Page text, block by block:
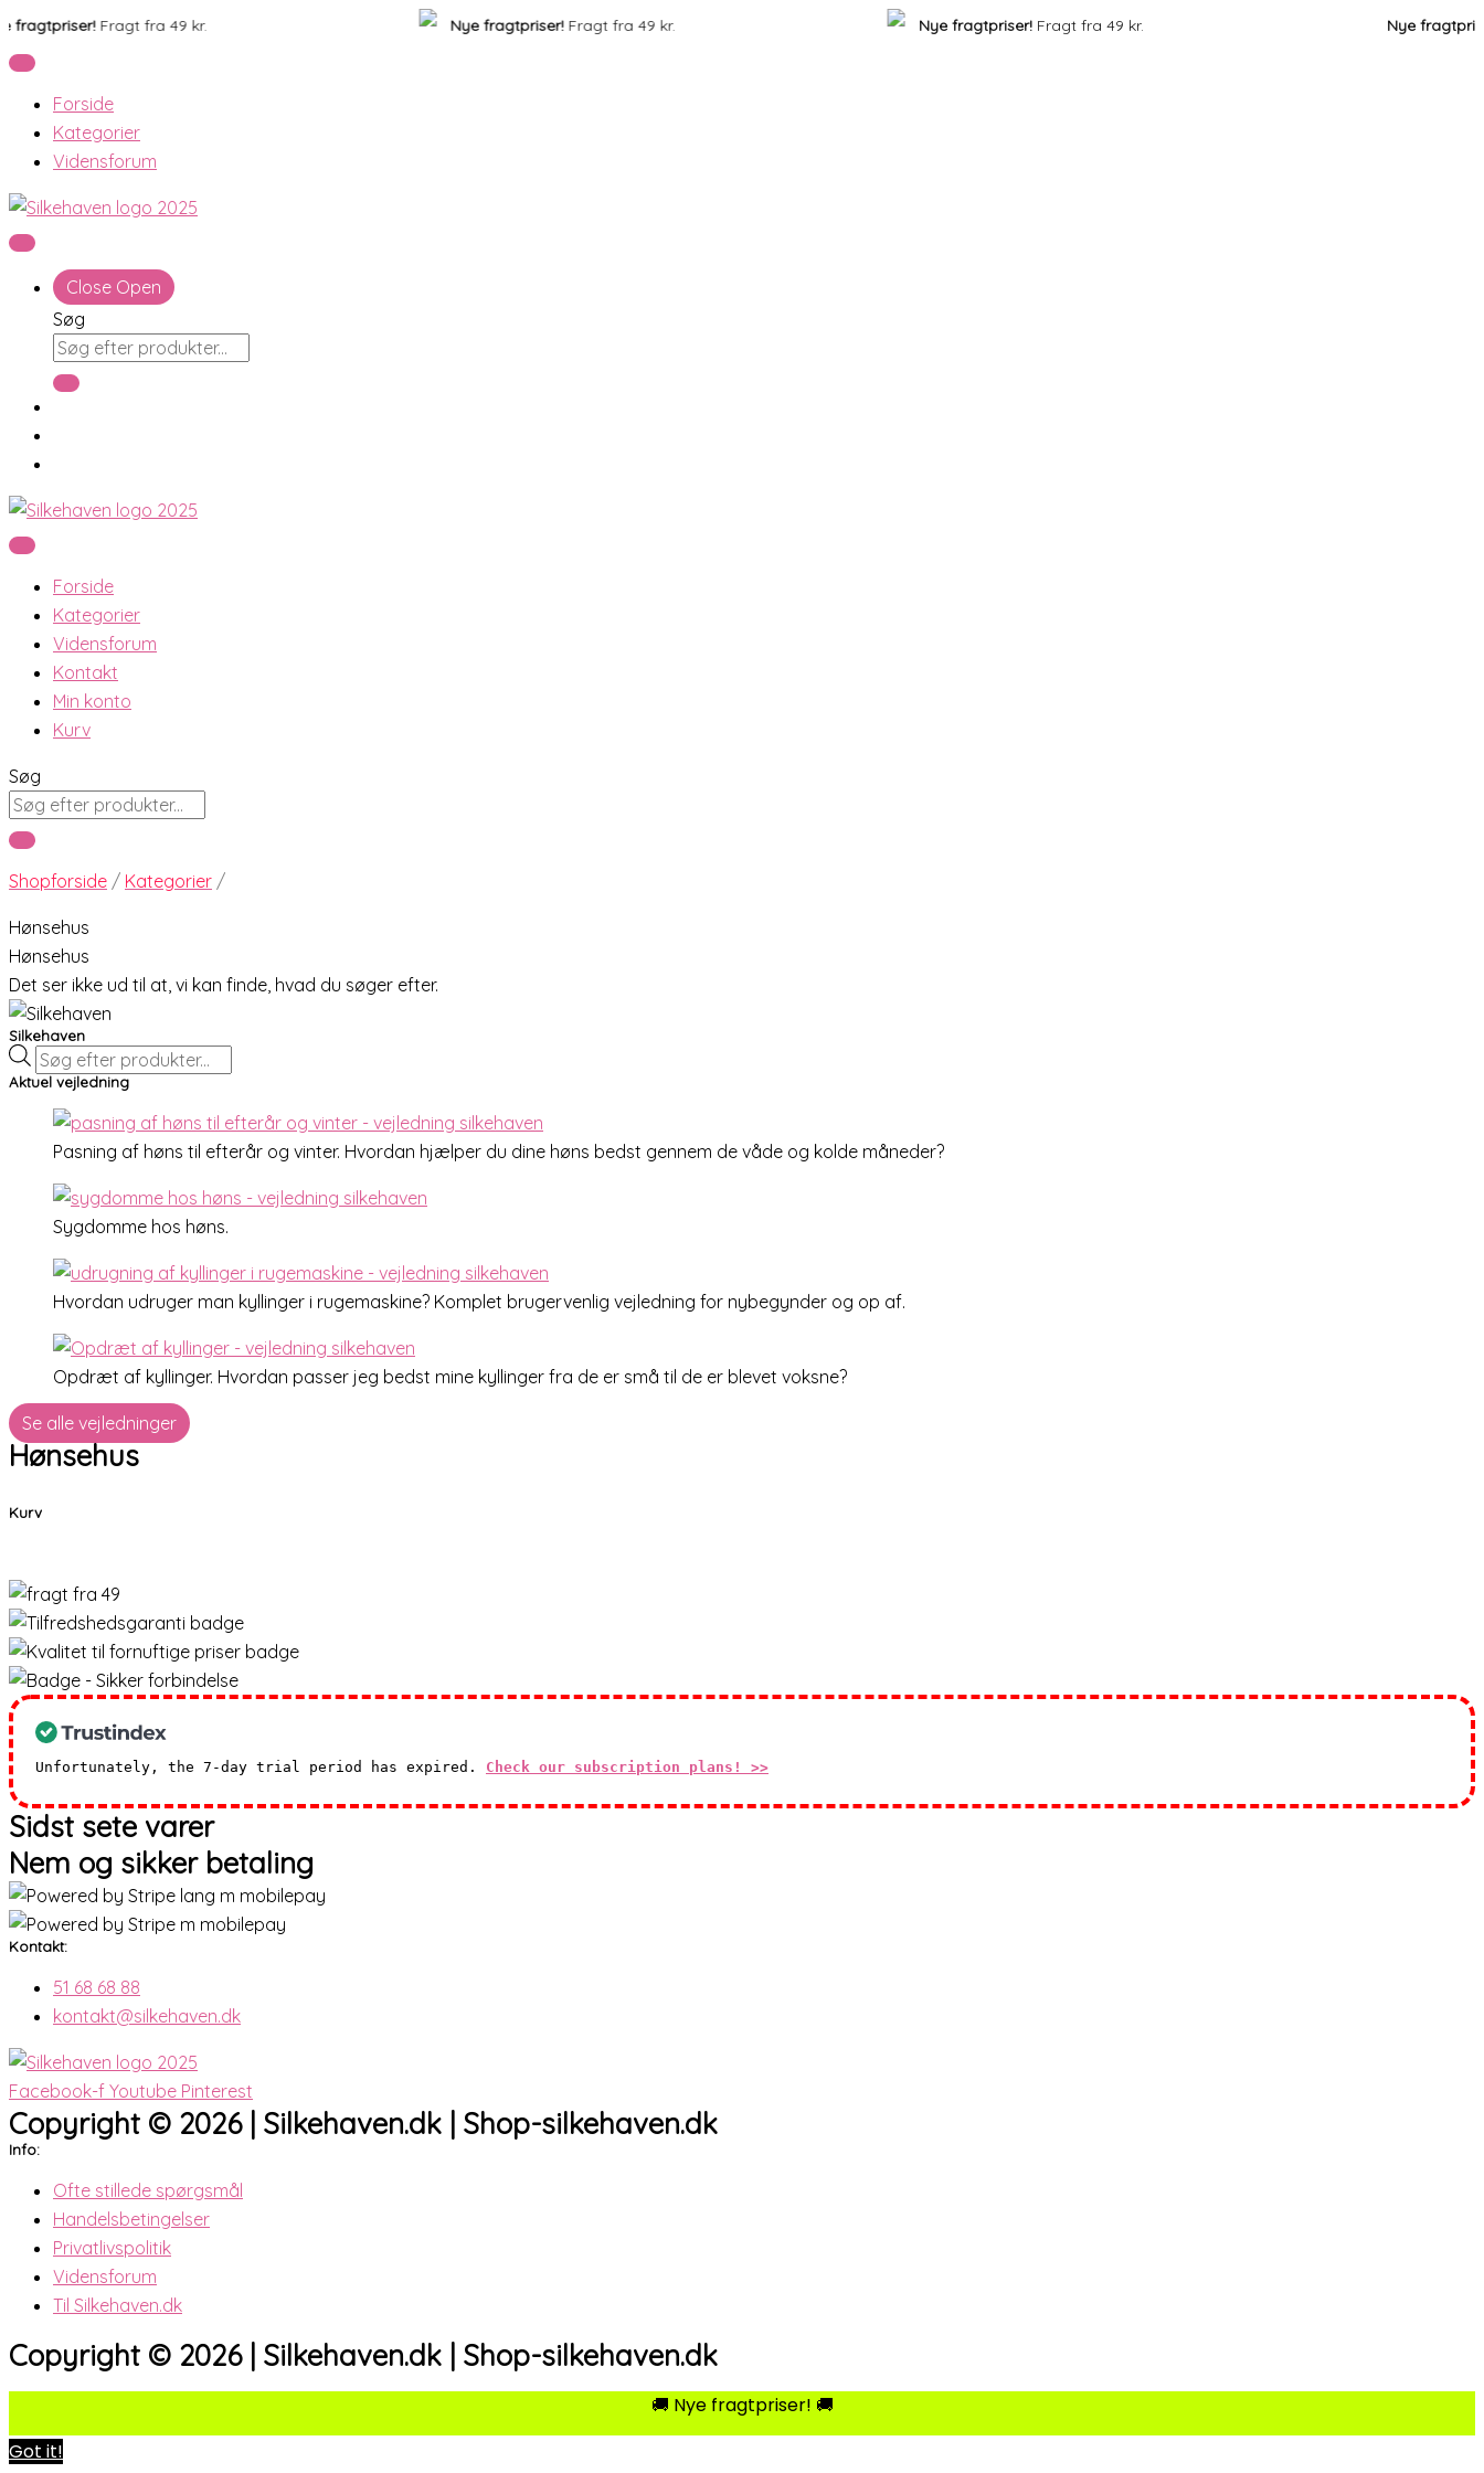
Gå
indholdet
Fragt fra 49 kr. Nye fragtpriser!Fragt fra 49 kr. Nye fragtpriser!Fragt fra 49 kr. Nye fragtpriser!
Forside
Kategorier
Vidensforum
Close Open
Søg
Forside
Kategorier
Vidensforum
Kontakt
Min konto
Kurv
Søg
Shopforside / Kategorier /
Hønsehus
Hønsehus
Det ser ikke ud til at, vi kan finde, hvad du søger efter.
Silkehaven
Aktuel vejledning
Pasning af høns til efterår og vinter. Hvordan hjælper du dine høns bedst gennem de våde og kolde måneder?
Sygdomme hos høns.
Hvordan udruger man kyllinger i rugemaskine? Komplet brugervenlig vejledning for nybegynder og op af.
Opdræt af kyllinger. Hvordan passer jeg bedst mine kyllinger fra de er små til de er blevet voksne?
Se alle vejledninger
Hønsehus
Kurv
Unfortunately, the 7-day trial period has expired. Check our subscription plans! >>
Sidst sete varer
Nem og sikker betaling
Kontakt:
51 68 68 88
kontakt@silkehaven.dk
Facebook-f Youtube Pinterest
Copyright © 2026 | Silkehaven.dk | Shop-silkehaven.dk
Info:
Ofte stillede spørgsmål
Handelsbetingelser
Privatlivspolitik
Vidensforum
Til Silkehaven.dk
Copyright © 2026 | Silkehaven.dk | Shop-silkehaven.dk
🚚 Nye fragtpriser! 🚚
Got it!